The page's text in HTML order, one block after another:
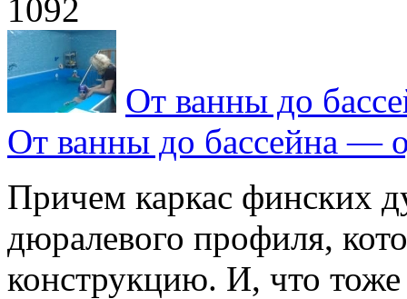
1092
От ванны до
От ванны до бассейна —
Причем каркас финских
дюралевого профиля,
конструкцию. И, что